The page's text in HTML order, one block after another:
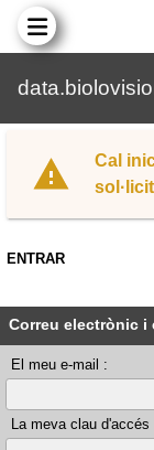
Cal
ENTRAR
Correu electrònic i
El meu e-mail :
La meva clau d'accés